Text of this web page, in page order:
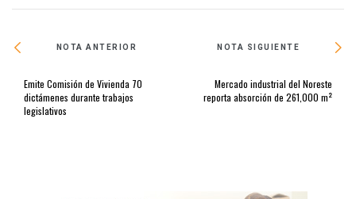
NOTA ANTERIOR
Emite Comisión de Vivienda 70
dictámenes durante trabajos
legislativos
NOTA SIGUIENTE
Mercado industrial del Noreste
reporta absorción de 261,000 m²